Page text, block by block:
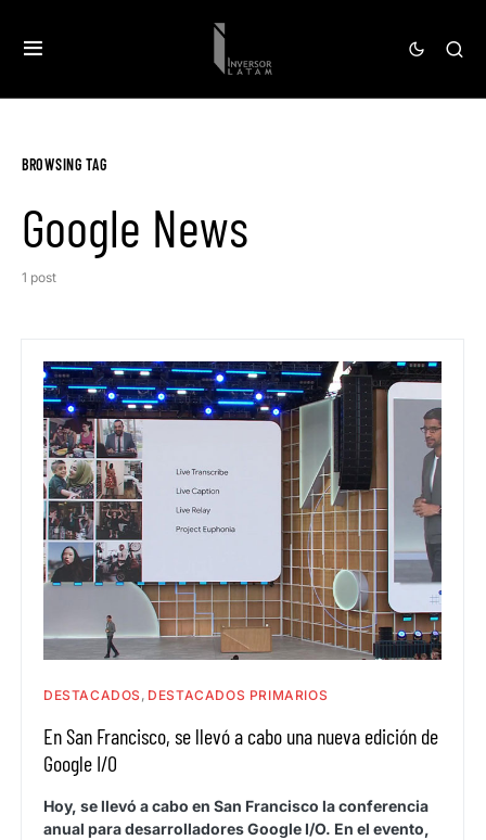
BROWSING TAG
Google News
1 post
DESTACADOS DESTACADOS PRIMARIOS
En San Francisco, se llevó a cabo una nueva edición de
Google I/O
Hoy, se llevó a cabo en San Francisco la conferencia
anual para desarrolladores Google I/O. En el evento,